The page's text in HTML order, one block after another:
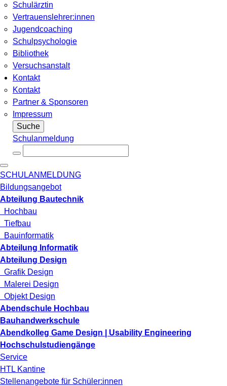
Schulärztin
Vertrauenslehrer:innen
Jugendcoaching
Schulpsychologie
Bibliothek
Versuchsanstalt
Kontakt
Kontakt
Partner & Sponsoren
Impressum
Suche
Schulanmeldung
SCHULANMELDUNG
Bildungsangebot
Abteilung Bautechnik
Hochbau
Tiefbau
Bauinformatik
Abteilung Informatik
Abteilung Design
Grafik Design
Malerei Design
Objekt Design
Abendschule Hochbau
Bauhandwerkschule
Abendkolleg Game Design | Usability Engineering
Hochschulstudiengänge
Service
HTL Kantine
Stellenangebote für Schüler:innen